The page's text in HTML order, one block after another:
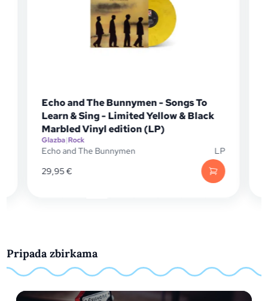
Echo and The Bunnymen - Songs To
Learn & Sing - Limited Yellow & Black
Marbled Vinyl edition (LP)
Glazba|Rock
Echo and The Bunnymen
LP
29,95€
Pripada zbirkama